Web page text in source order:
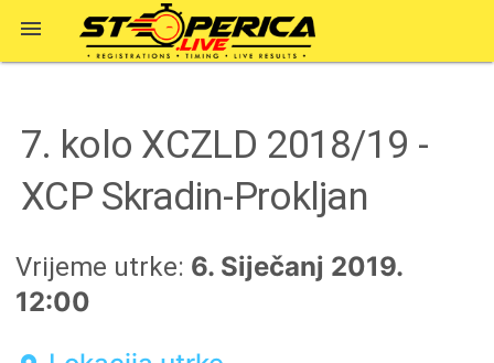

7. kolo XCZLD 2018/19 -
XCP Skradin-Prokljan
Vrijeme utrke: 6. Siječanj 2019.
12:00